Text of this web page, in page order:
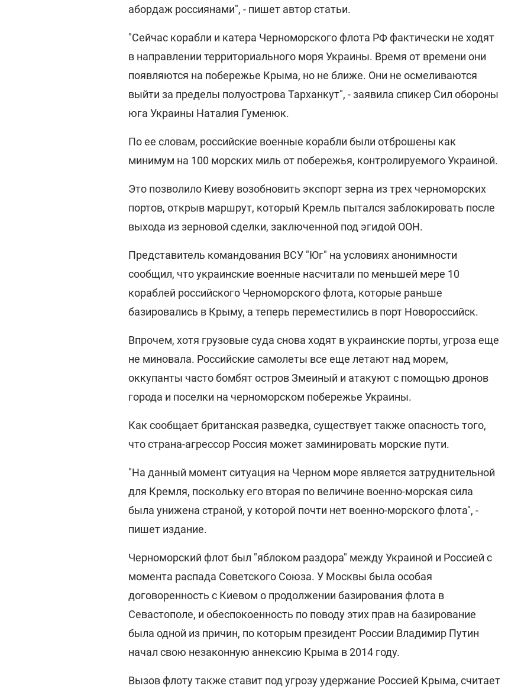
абордаж россиянами", - пишет автор статьи.
"Сейчас корабли и катера Черноморского флота РФ фактически не ходят
в направлении территориального моря Украины. Время от времени они
появляются на побережье Крыма, но не ближе. Они не осмеливаются
выйти за пределы полуострова Тарханкут", - заявила спикер Сил обороны
юга Украины Наталия Гуменюк.
По ее словам, российские военные корабли были отброшены как
минимум на 100 морских миль от побережья, контролируемого Украиной.
Это позволило Киеву возобновить экспорт зерна из трех черноморских
портов, открыв маршрут, который Кремль пытался заблокировать после
выхода из зерновой сделки, заключенной под эгидой ООН.
Представитель командования ВСУ "Юг" на условиях анонимности
сообщил, что украинские военные насчитали по меньшей мере 10
кораблей российского Черноморского флота, которые раньше
базировались в Крыму, а теперь переместились в порт Новороссийск.
Впрочем, хотя грузовые суда снова ходят в украинские порты, угроза еще
не миновала. Российские самолеты все еще летают над морем,
оккупанты часто бомбят остров Змеиный и атакуют с помощью дронов
города и поселки на черноморском побережье Украины.
Как сообщает британская разведка, существует также опасность того,
что страна-агрессор Россия может заминировать морские пути.
"На данный момент ситуация на Черном море является затруднительной
для Кремля, поскольку его вторая по величине военно-морская сила
была унижена страной, у которой почти нет военно-морского флота", -
пишет издание.
Черноморский флот был "яблоком раздора" между Украиной и Россией с
момента распада Советского Союза. У Москвы была особая
договоренность с Киевом о продолжении базирования флота в
Севастополе, и обеспокоенность по поводу этих прав на базирование
была одной из причин, по которым президент России Владимир Путин
начал свою незаконную аннексию Крыма в 2014 году.
Вызов флоту также ставит под угрозу удержание Россией Крыма, считает